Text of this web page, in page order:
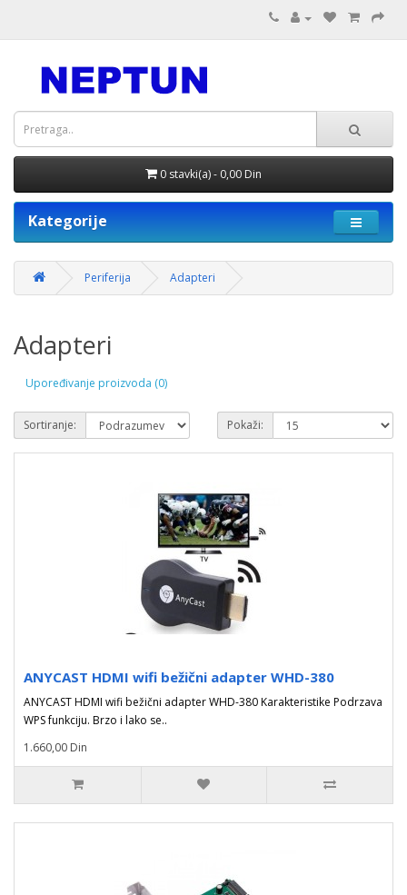
0 stavki(a) - 0,00 Din
Kategorije
Periferija Adapteri
Adapteri
Upoređivanje proizvoda (0)
Sortiranje: Pokaži:
ANYCAST HDMI wifi bežični adapter WHD-380
ANYCAST HDMI wifi bežični adapter WHD-380 Karakteristike Podrzava
WPS funkciju. Brzo i lako se..
1.660,00 Din